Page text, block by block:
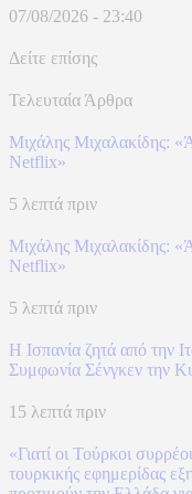
07/08/2026 - 23:40
Δείτε επίσης
Τελευταία Άρθρα
Μιχάλης Μιχαλακίδης:
Netflix»
5 λεπτά πριν
Μιχάλης Μιχαλακίδης:
Netflix»
5 λεπτά πριν
H Ισπανία ζητά από την
Συμφωνία Σένγκεν την
15 λεπτά πριν
«Γιατί οι Τούρκοι
τουρκικής εφημερίδας